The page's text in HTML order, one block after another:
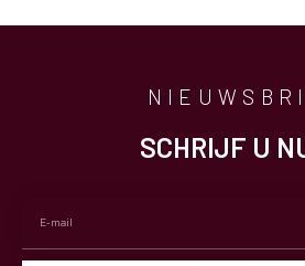
SCHRIJF U